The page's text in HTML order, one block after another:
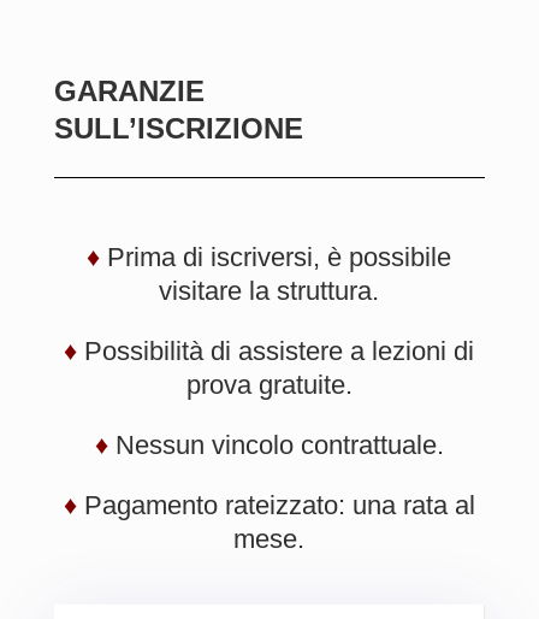
GARANZIE
SULL’ISCRIZIONE
♦ Prima di iscriversi, è possibile
visitare la struttura.
♦ Possibilità di assistere a lezioni di
prova gratuite.
♦Nessun vincolo contrattuale.
♦Pagamento rateizzato: una rata al
mese.